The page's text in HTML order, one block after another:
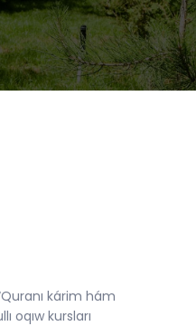
kárim hám
oqıw kursları